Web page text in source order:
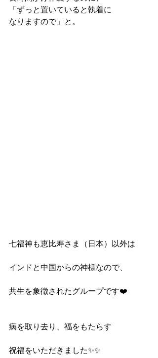
「ずっと置いていると執着に
なりますので」と。
七福神も恵比寿さま（日本）以外は
インドと中国からの神様なので、
共生を象徴されたグループです❤️
病を取り去り、福をもたらす
祝福をいただきました✨✨